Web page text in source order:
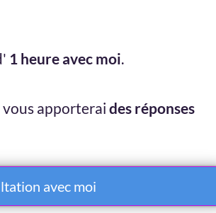
1 heure avec moi.
apporterai des réponses
avec moi